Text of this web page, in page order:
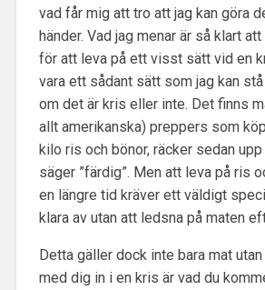
vad får mig att tro att jag kan göra
händer. Vad jag menar är så klart
för att leva på ett visst sätt vid en
vara ett sådant sätt som jag kan
om det är kris eller inte. Det finns
allt amerikanska) preppers som
kilo ris och bönor, räcker sedan upp
säger ”färdig”. Men att leva på ris
en längre tid kräver ett väldigt
klara av utan att ledsna på maten
Detta gäller dock inte bara mat
med dig in i en kris är vad du